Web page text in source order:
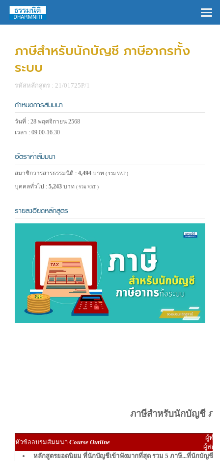
ภาษีสำหรับนักบัญชี ภาษีอากรทั้ง
ระบบ
รหัสหลักสูตร : 21/01725P/1
กำหนดการสัมมนา
วันที่ : 28 พฤศจิกายน 2568
เวลา : 09.00-16.30
อัตราค่าสัมมนา
สมาชิกวารสารธรรมนิติ : 4,494 บาท ( รวม VAT )
บุคคลทั่วไป : 5,243 บาท ( รวม VAT )
รายละเอียดหลักสูตร
ภาษีสำหรับนักบัญชี ภา
หัวข้ออบรมสัมมนา Course Outline
ผู้ทำ
ผู้สอ
หลักสูตรยอดนิยม ที่นักบัญชีเข้าฟังมากที่สุด รวม 5 ภาษี...ที่นักบัญชีไ
×